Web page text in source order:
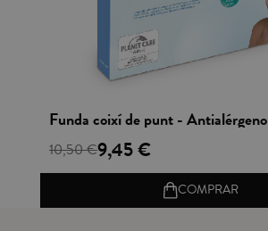
Vista rápida
Funda coixí de punt - Antialérgeno
10,50 €9,45 €
COMPRAR